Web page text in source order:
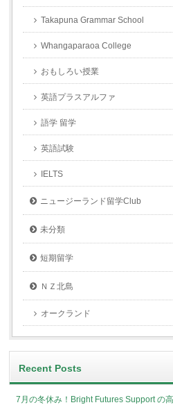
Takapuna Grammar School
Whangaparaoa College
おもしろい授業
英語プラスアルファ
語学 留学
英語試験
IELTS
ニュージーランド留学Club
未分類
短期留学
ＮＺ北島
オークランド
Recent Posts
7月の冬休み！Bright Futures Support の